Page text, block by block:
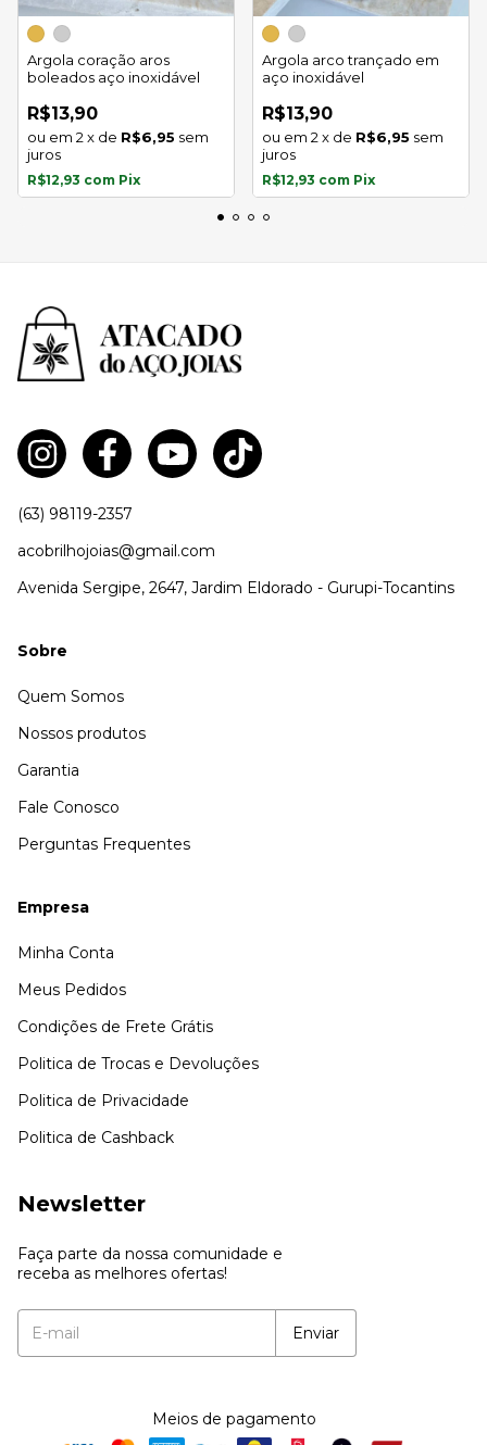
Argola coração aros
boleados aço inoxidável
R$13,90
2 x de R$6,95 sem
juros
R$12,93 com Pix
Argola arco trançado em
aço inoxidável
R$13,90
2 x de R$6,95 sem
juros
R$12,93 com Pix
(63) 98119-2357
acobrilhojoias@gmail.com
Avenida Sergipe, 2647, Jardim Eldorado - Gurupi-Tocantins
Sobre
Quem Somos
Nossos produtos
Garantia
Fale Conosco
Perguntas Frequentes
Empresa
Minha Conta
Meus Pedidos
Condições de Frete Grátis
Politica de Trocas e Devoluções
Politica de Privacidade
Politica de Cashback
Newsletter
Faça parte da nossa comunidade e
receba as melhores ofertas!
Meios de pagamento